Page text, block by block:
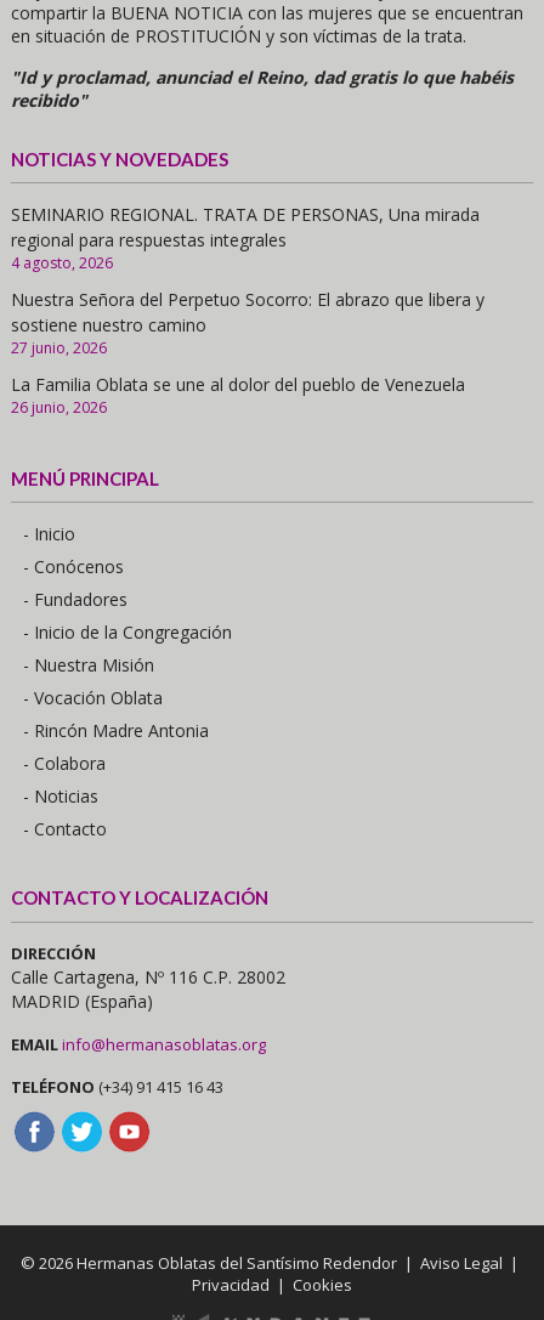
compartir la BUENA NOTICIA con las mujeres que se encuentran
en situación de PROSTITUCIÓN y son víctimas de la trata.
"Id y proclamad, anunciad el Reino, dad gratis lo que habéis
recibido"
NOTICIAS Y NOVEDADES
SEMINARIO REGIONAL. TRATA DE PERSONAS, Una mirada
regional para respuestas integrales
4 agosto, 2026
Nuestra Señora del Perpetuo Socorro: El abrazo que libera y
sostiene nuestro camino
27 junio, 2026
La Familia Oblata se une al dolor del pueblo de Venezuela
26 junio, 2026
MENÚ PRINCIPAL
- Inicio
- Conócenos
- Fundadores
- Inicio de la Congregación
- Nuestra Misión
- Vocación Oblata
- Rincón Madre Antonia
- Colabora
- Noticias
- Contacto
CONTACTO Y LOCALIZACIÓN
DIRECCIÓN
Calle Cartagena, Nº 116 C.P. 28002
MADRID (España)
EMAILinfo@hermanasoblatas.org
TELÉFONO (+34) 91 415 16 43
© 2026 Hermanas Oblatas del Santísimo Redendor |Aviso Legal |
Privacidad | Cookies